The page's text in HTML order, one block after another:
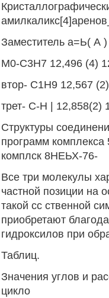
Заместитель а=Ь( А
М0-С3Н7 12,496 (4)
втор- С1Н9 12,567
трет- С-Н | 12,858(2)
Структуры
программ
комплск 8НЕЬХ-76-
Все три молекулы
частной позиции на
такой сс ственной
приобретают
гидроксилов при
Таблиц.
Значения углов и
цикло